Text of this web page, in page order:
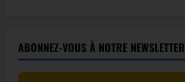
ABONNEZ-VOUS À NOTRE NEWSLETTER